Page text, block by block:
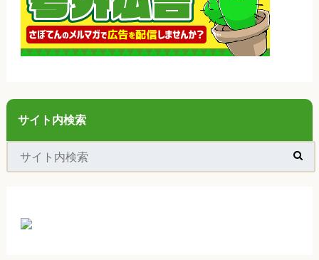
サイト内検索